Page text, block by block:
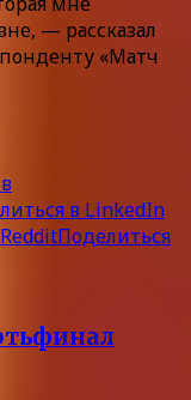
— рассказал
«Матч
в LinkedIn
Поделиться